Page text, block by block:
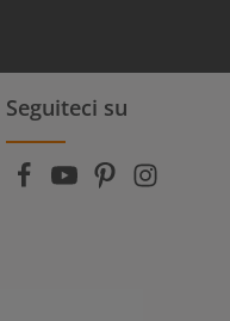
Seguiteci su